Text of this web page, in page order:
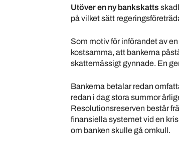
Utöver en ny bankskatts
på vilket sätt
Som motiv för införandet av
kostsamma, att bankerna
skattemässigt gynnade. En
Bankerna betalar redan
redan i dag stora summor
Resolutionsreserven består
finansiella systemet vid en
om banken skulle gå omkull.